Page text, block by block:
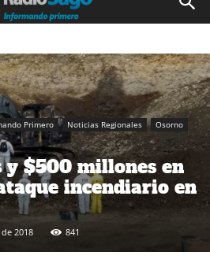
Primero Noticias Regionales
Osorno
$500 millones en
incendiario en
2018 841